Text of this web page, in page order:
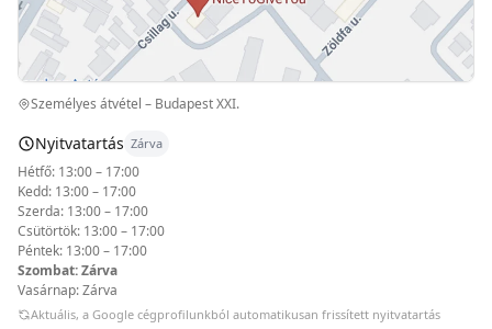
Személyes átvétel – Budapest XXI.
Nyitvatartás Zárva
Hétfő: 13:00 – 17:00
Kedd: 13:00 – 17:00
Szerda: 13:00 – 17:00
Csütörtök: 13:00 – 17:00
Péntek: 13:00 – 17:00
Szombat: Zárva
Vasárnap: Zárva
Aktuális, a Google cégprofilunkból automatikusan frissített nyitvatartás